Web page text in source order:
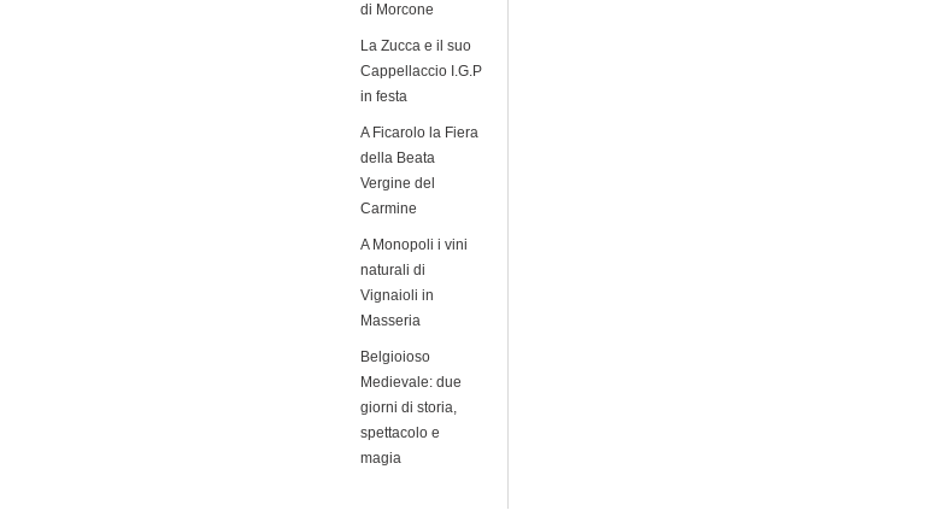
di Morcone
La Zucca e il suo
Cappellaccio I.G.P
in festa
A Ficarolo la Fiera
della Beata
Vergine del
Carmine
A Monopoli i vini
naturali di
Vignaioli in
Masseria
Belgioioso
Medievale: due
giorni di storia,
spettacolo e
magia